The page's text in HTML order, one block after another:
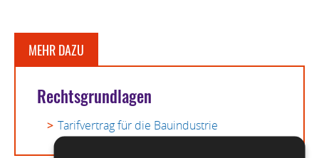
MEHR DAZU
Rechtsgrundlagen
Tarifvertrag für die Bauindustrie